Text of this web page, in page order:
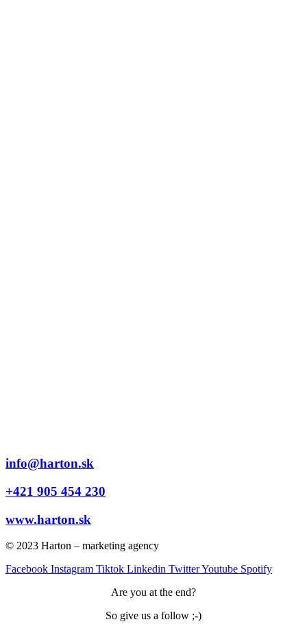
info@harton.sk
+421 905 454 230
www.harton.sk
© 2023 Harton – marketing agency
Facebook Instagram Tiktok Linkedin TwitterYoutube Spotify
Are you at the end?
So give us a follow ;-)